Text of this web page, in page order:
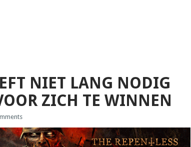
NIET LANG NODIG
ZICH TE WINNEN